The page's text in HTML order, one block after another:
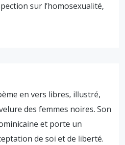
sur l’homosexualité,
en vers libres, illustré,
des femmes noires. Son
et porte un
de soi et de liberté.